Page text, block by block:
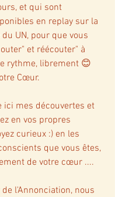
et qui sont
en replay sur la
UN, pour que vous
et réécouter" à
rythme, librement 😊
Cœur.
ici mes découvertes et
en vos propres
curieux :) en les
que vous êtes,
de votre cœur ....
l'Annonciation, nous